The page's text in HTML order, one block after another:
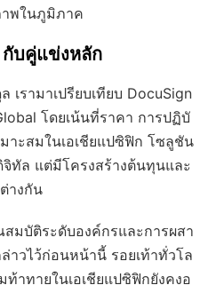
พในภูมิภาค
กับคู่แข่งหลัก
เรามาเปรียบเทียบ DocuSign
โดยเน้นที่ราคา การปฏิบั
าะสมในเอเชียแปซิฟิก โซลูชัน
จิทัล แต่มีโครงสร้างต้นทุนและ
างกัน
มบัติระดับองค์กรและการผสา
าวไว้ก่อนหน้านี้ รอยเท้าทั่วโล
าทายในเอเชียแปซิฟิกยังคงอ